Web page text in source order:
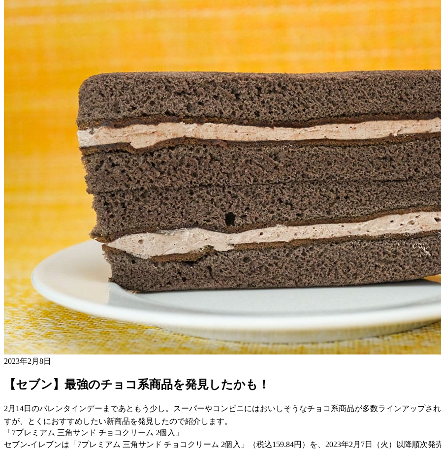
2023年2月8日
【セブン】最強のチョコ系商品を発見したかも！
2月14日のバレンタインデーまであともう少し。スーパーやコンビニにはおいしそうなチョコ系商品が多数ラインアップさ
すが、とくにおすすめしたい新商品を発見したので紹介します。
「7プレミアム 三角サンド チョコクリーム 2個入」
セブン-イレブンは「7プレミアム 三角サンド チョコクリーム 2個入」（税込159.84円）を、2023年2月7日（火）以降順次発